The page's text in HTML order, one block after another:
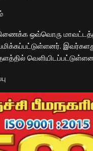
ஒவ்வொரு